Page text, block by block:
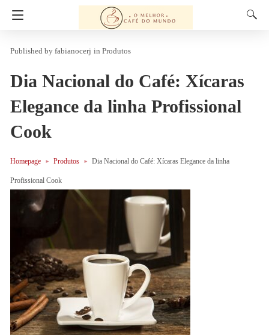
fabianocerj in Produtos
Dia Nacional do Café: Xícaras
Elegance da linha Profissional
Cook
Homepage Produtos Dia Nacional do Café: Xícaras Elegance da linha
Profissional Cook